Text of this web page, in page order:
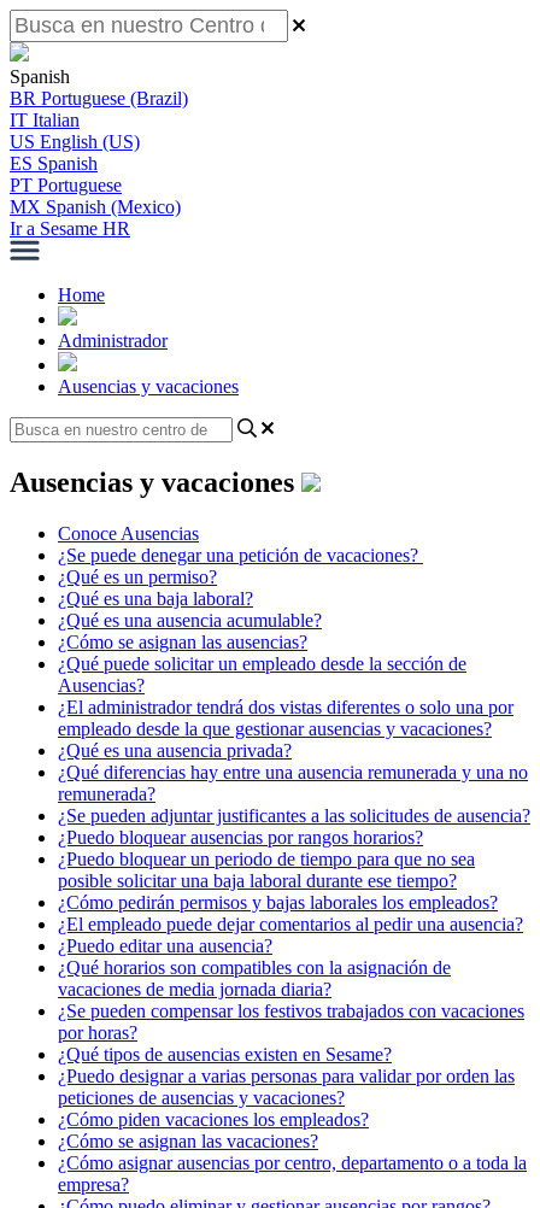
Spanish
BR Portuguese (Brazil)
IT Italian
US English (US)
ES Spanish
PT Portuguese
MX Spanish (Mexico)
Ir a Sesame HR
Home
Administrador
Ausencias y vacaciones
Ausencias y vacaciones
Conoce Ausencias
¿Se puede denegar una petición de vacaciones? ​
¿Qué es un permiso?
¿Qué es una baja laboral?
¿Qué es una ausencia acumulable?
¿Cómo se asignan las ausencias?
¿Qué puede solicitar un empleado desde la sección de
Ausencias?
¿El administrador tendrá dos vistas diferentes o solo una por
empleado desde la que gestionar ausencias y vacaciones?
¿Qué es una ausencia privada?
¿Qué diferencias hay entre una ausencia remunerada y una no
remunerada?
¿Se pueden adjuntar justificantes a las solicitudes de ausencia?
¿Puedo bloquear ausencias por rangos horarios?
¿Puedo bloquear un periodo de tiempo para que no sea
posible solicitar una baja laboral durante ese tiempo?
¿Cómo pedirán permisos y bajas laborales los empleados?
¿El empleado puede dejar comentarios al pedir una ausencia?
¿Puedo editar una ausencia?
¿Qué horarios son compatibles con la asignación de
vacaciones de media jornada diaria?
¿Se pueden compensar los festivos trabajados con vacaciones
por horas?
¿Qué tipos de ausencias existen en Sesame?
¿Puedo designar a varias personas para validar por orden las
peticiones de ausencias y vacaciones?
¿Cómo piden vacaciones los empleados?
¿Cómo se asignan las vacaciones?
¿Cómo asignar ausencias por centro, departamento o a toda la
empresa?